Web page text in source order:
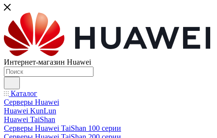
Интернет-магазин Huawei
Каталог
Серверы Huawei
Huawei KunLun
Huawei TaiShan
Серверы Huawei TaiShan 100 серии